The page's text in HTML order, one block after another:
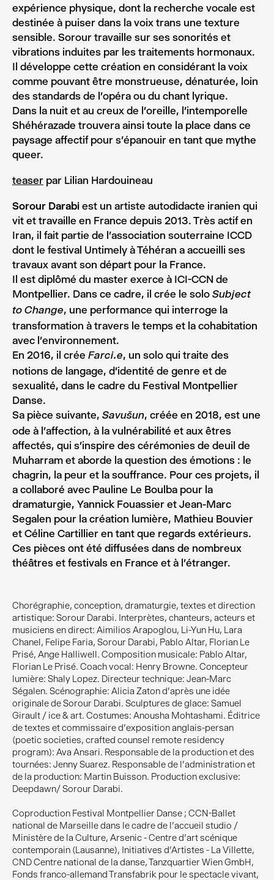
Chorégraphie, conception, dramaturgie, textes et direction
artistique: Sorour Darabi. Interprètes, chanteurs, acteurs et
musiciens en direct: Aimilios Arapoglou, Li-Yun Hu, Lara
Chanel, Felipe Faria, Sorour Darabi, Pablo Altar, Florian Le
Prisé, Ange Halliwell. Composition musicale: Pablo Altar,
Florian Le Prisé. Coach vocal: Henry Browne. Concepteur
lumière: Shaly Lopez. Directeur technique: Jean-Marc
Ségalen. Scénographie: Alicia Zaton d'après une idée
originale de Sorour Darabi. Sculptures de glace: Samuel
Girault / ice & art. Costumes: Anousha Mohtashami. Éditrice
de textes et commissaire d'exposition anglais-persan
(poetic societies, crafted counsel remote residency
program): Ava Ansari. Responsable de la production et des
tournées: Jenny Suarez. Responsable de l'administration et
de la production: Martin Buisson. Production exclusive:
Deepdawn/ Sorour Darabi.
Coproduction Festival Montpellier Danse ; CCN-Ballet
national de Marseille dans le cadre de l'accueil studio /
Ministère de la Culture, Arsenic - Centre d'art scénique
contemporain (Lausanne), Initiatives d'Artistes - La Villette,
CND Centre national de la danse, Tanzquartier Wien GmbH,
Fonds franco-allemand Transfabrik pour le spectacle vivant,
expérience physique, dont la recherche vocale est
destinée à puiser dans la voix trans une texture
sensible. Sorour travaille sur ses sonorités et
vibrations induites par les traitements hormonaux.
Il développe cette création en considérant la voix
comme pouvant être monstrueuse, dénaturée, loin
des standards de l’opéra ou du chant lyrique.
Dans la nuit et au creux de l’oreille, l’intemporelle
Shéhérazade trouvera ainsi toute la place dans ce
paysage affectif pour s’épanouir en tant que mythe
queer.
teaser par Lilian Hardouineau
Sorour Darabi est un artiste autodidacte iranien qui
vit et travaille en France depuis 2013. Très actif en
Iran, il fait partie de l’association souterraine ICCD
dont le festival Untimely à Téhéran a accueilli ses
travaux avant son départ pour la France.
Il est diplômé du master exerce à ICI-CCN de
Montpellier. Dans ce cadre, il crée le solo Subject
to Change, une performance qui interroge la
transformation à travers le temps et la cohabitation
avec l’environnement.
En 2016, il crée Farci.e, un solo qui traite des
notions de langage, d’identité de genre et de
sexualité, dans le cadre du Festival Montpellier
Danse.
Sa pièce suivante, Savušun, créée en 2018, est une
ode à l’affection, à la vulnérabilité et aux êtres
affectés, qui s’inspire des cérémonies de deuil de
Muharram et aborde la question des émotions : le
chagrin, la peur et la souffrance. Pour ces projets, il
a collaboré avec Pauline Le Boulba pour la
dramaturgie, Yannick Fouassier et Jean-Marc
Segalen pour la création lumière, Mathieu Bouvier
et Céline Cartillier en tant que regards extérieurs.
Ces pièces ont été diffusées dans de nombreux
théâtres et festivals en France et à l’étranger.